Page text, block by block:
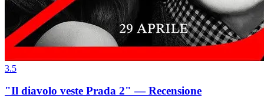
3.5
"Il diavolo veste Prada 2" — Recensione